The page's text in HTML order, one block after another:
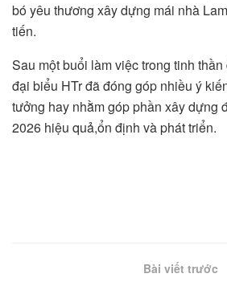
bó yêu thương xây dựng mái nhà
tiến.
Sau một buổi làm việc trong tinh
đại biểu HTr đã đóng góp nhiều ý
tưởng hay nhằm góp phần xây dựng
2026 hiệu quả,ổn định và phát triển.
Bài viết trước